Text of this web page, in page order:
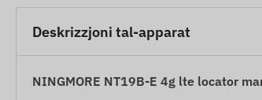
Deskrizzjoni tal-apparat
NINGMORE NT19B-E 4g lte locator